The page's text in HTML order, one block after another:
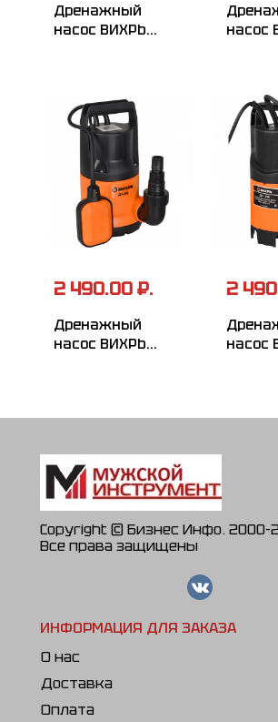
Дренажный
насос ВИХРЬ
насос
2 490.00 ₽.
Дренажный
насос ВИХРЬ
2
насос
Copyright © Бизнес Инфо. 2000-
Все права защищены
ИНФОРМАЦИЯ ДЛЯ ЗАКАЗА
О нас
Доставка
Оплата